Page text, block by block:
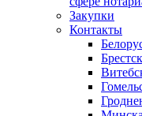
Закупки
Контакты